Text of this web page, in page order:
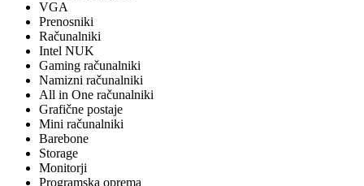
VGA
Prenosniki
Računalniki
Intel NUK
Gaming računalniki
Namizni računalniki
All in One računalniki
Grafične postaje
Mini računalniki
Barebone
Storage
Monitorji
Programska oprema